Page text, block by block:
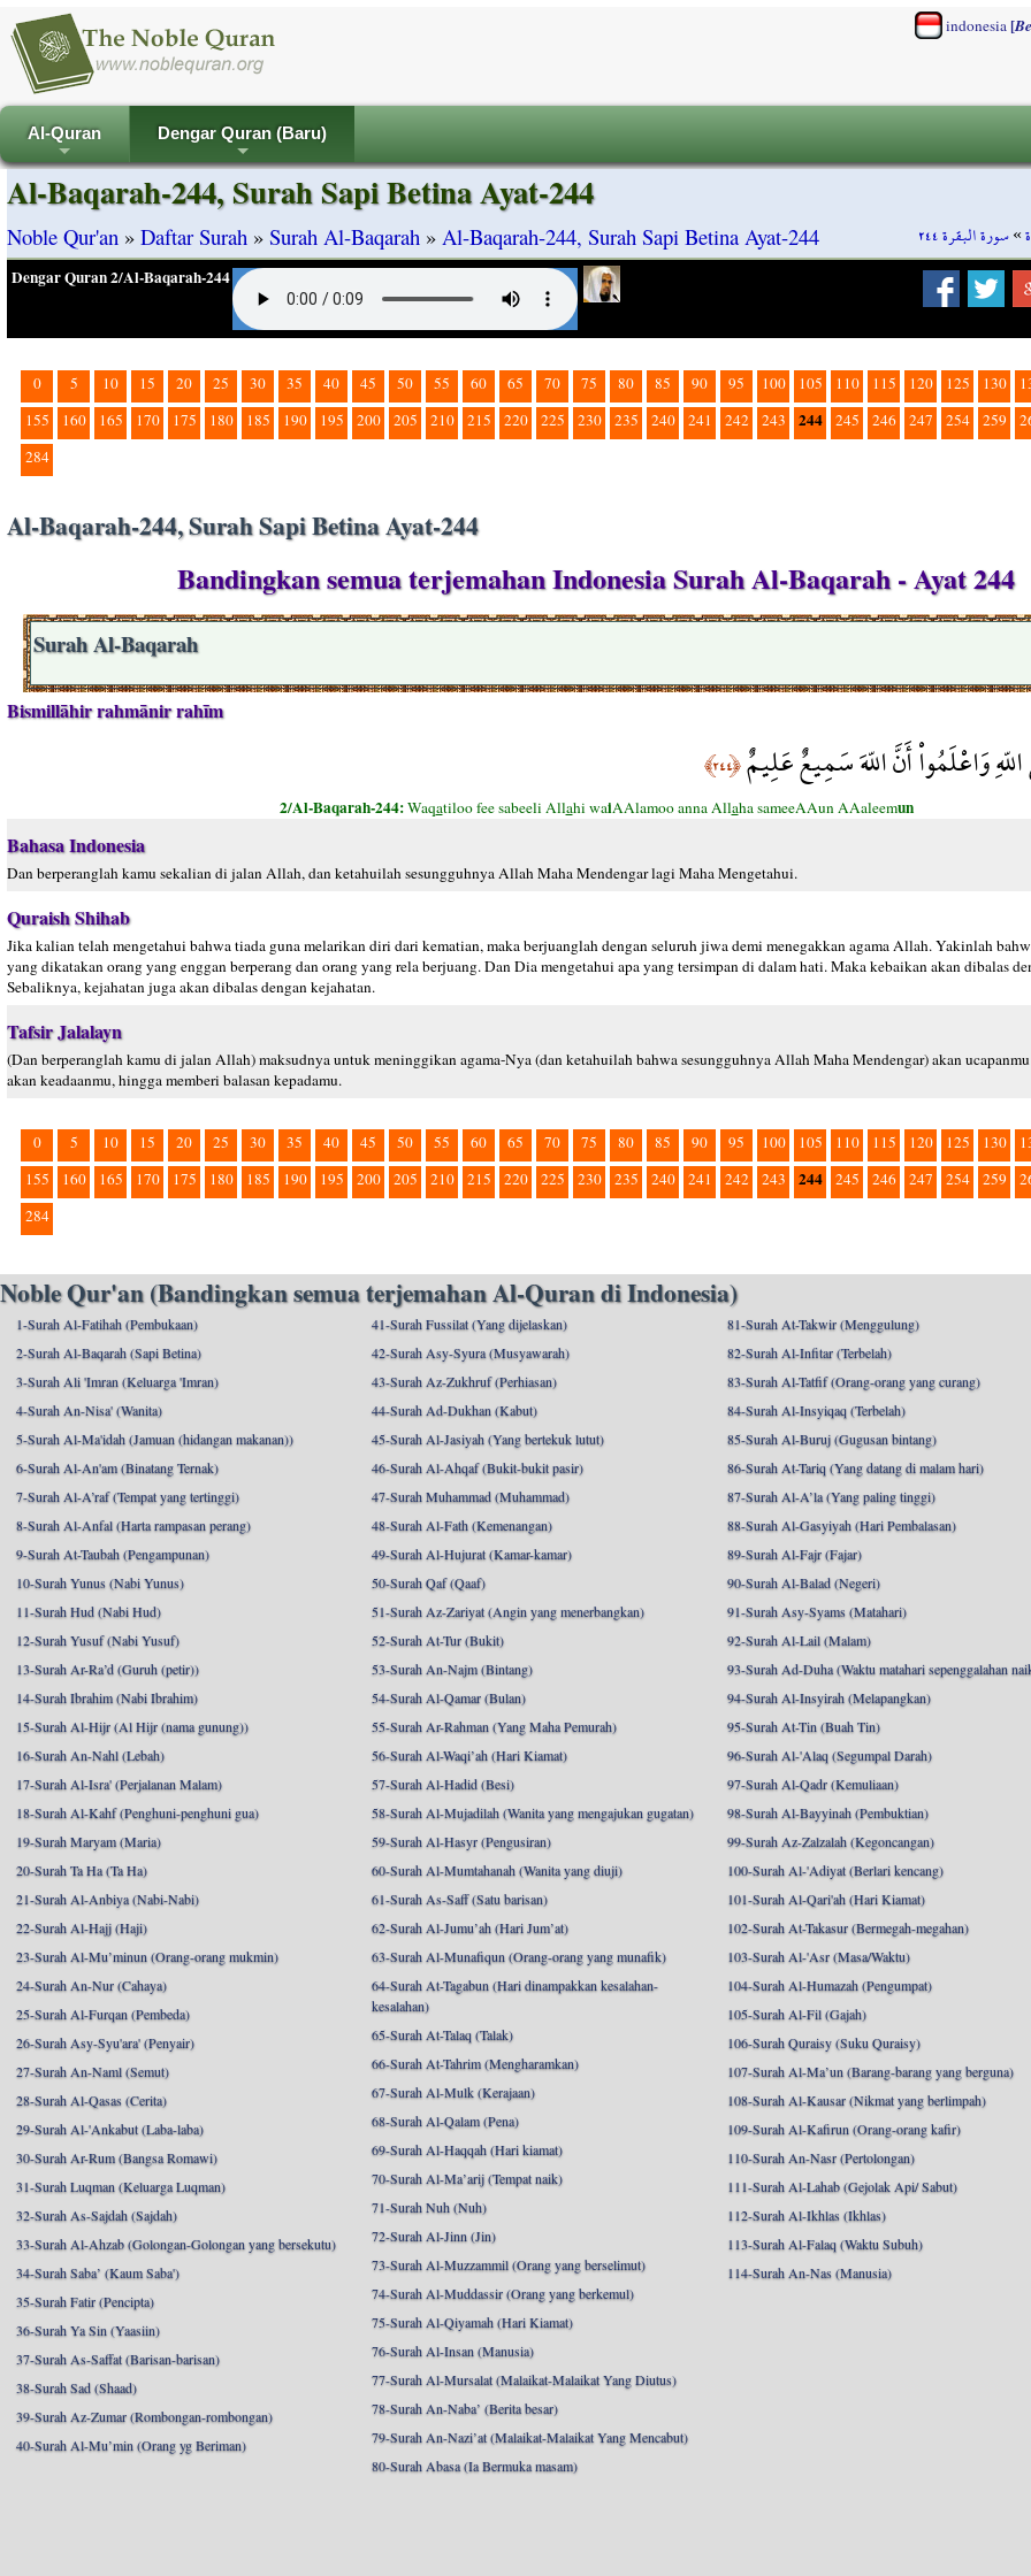
indonesia[
+
Al-Quran
+
Dengar Quran (Baru)
»سورة البقرة ٢٤٤
Al-Baqarah-244, Surah Sapi Betina Ayat-244
Noble Qur'an » Daftar Surah » Surah Al-Baqarah » Al-Baqarah-244, Surah Sapi Betina Ayat-244
Dengar Quran 2/Al-Baqarah-244
0 5 10 15 20 25 30 35 40 45 50 55 60 65 70 75 80 85 90 95 100 105 110 115 120 125 130
155
160 165 170 175 180 185 190 195 200 205 210 215 220 225 230 235 240 241 242 243 244 245 246 247 254 259
284
Al-Baqarah-244, Surah Sapi Betina Ayat-244
Bandingkan semua terjemahan Indonesia Surah Al-Baqarah - Ayat 244
Surah Al-Baqarah
Bismillāhir rahmānir rahīm
وَاعْلَمُواْ أَنَّ اللّهَ سَمِيعٌ عَلِيمٌ﴿٢٤٤﴾
2/Al-Baqarah-244:Waqatiloo fee sabeeli Allahi waiAAlamoo anna Allaha sameeAAun AAaleemun
Bahasa Indonesia
Dan berperanglah kamu sekalian di jalan Allah, dan ketahuilah sesungguhnya Allah Maha Mendengar lagi Maha Mengetahui.
Quraish Shihab
Jika kalian telah mengetahui bahwa tiada guna melarikan diri dari kematian, maka berjuanglah dengan seluruh jiwa demi menegakkan agama Allah. Yakinlah
yang dikatakan orang yang enggan berperang dan orang yang rela berjuang. Dan Dia mengetahui apa yang tersimpan di dalam hati. Maka kebaikan akan dibalas
Sebaliknya, kejahatan juga akan dibalas dengan kejahatan.
Tafsir Jalalayn
(Dan berperanglah kamu di jalan Allah) maksudnya untuk meninggikan agama-Nya (dan ketahuilah bahwa sesungguhnya Allah Maha Mendengar) akan
akan keadaanmu, hingga memberi balasan kepadamu.
0 5 10 15 20 25 30 35 40 45 50 55 60 65 70 75 80 85 90 95 100 105 110 115 120 125 130
155
160 165 170 175 180 185 190 195 200 205 210 215 220 225 230 235 240 241 242 243 244 245 246 247 254 259
284
Noble Qur'an (Bandingkan semua terjemahan Al-Quran di Indonesia)
1-Surah Al-Fatihah (Pembukaan)
2-Surah Al-Baqarah (Sapi Betina)
3-Surah Ali 'Imran (Keluarga 'Imran)
4-Surah An-Nisa' (Wanita)
5-Surah Al-Ma'idah (Jamuan (hidangan makanan))
6-Surah Al-An'am (Binatang Ternak)
7-Surah Al-A’raf (Tempat yang tertinggi)
8-Surah Al-Anfal (Harta rampasan perang)
9-Surah At-Taubah (Pengampunan)
10-Surah Yunus (Nabi Yunus)
11-Surah Hud (Nabi Hud)
12-Surah Yusuf (Nabi Yusuf)
13-Surah Ar-Ra’d (Guruh (petir))
14-Surah Ibrahim (Nabi Ibrahim)
15-Surah Al-Hijr (Al Hijr (nama gunung))
16-Surah An-Nahl (Lebah)
17-Surah Al-Isra' (Perjalanan Malam)
18-Surah Al-Kahf (Penghuni-penghuni gua)
19-Surah Maryam (Maria)
20-Surah Ta Ha (Ta Ha)
21-Surah Al-Anbiya (Nabi-Nabi)
22-Surah Al-Hajj (Haji)
23-Surah Al-Mu’minun (Orang-orang mukmin)
24-Surah An-Nur (Cahaya)
25-Surah Al-Furqan (Pembeda)
26-Surah Asy-Syu'ara' (Penyair)
27-Surah An-Naml (Semut)
28-Surah Al-Qasas (Cerita)
29-Surah Al-'Ankabut (Laba-laba)
30-Surah Ar-Rum (Bangsa Romawi)
31-Surah Luqman (Keluarga Luqman)
32-Surah As-Sajdah (Sajdah)
33-Surah Al-Ahzab (Golongan-Golongan yang bersekutu)
34-Surah Saba’ (Kaum Saba')
35-Surah Fatir (Pencipta)
36-Surah Ya Sin (Yaasiin)
37-Surah As-Saffat (Barisan-barisan)
38-Surah Sad (Shaad)
39-Surah Az-Zumar (Rombongan-rombongan)
40-Surah Al-Mu’min (Orang yg Beriman)
41-Surah Fussilat (Yang dijelaskan)
42-Surah Asy-Syura (Musyawarah)
43-Surah Az-Zukhruf (Perhiasan)
44-Surah Ad-Dukhan (Kabut)
45-Surah Al-Jasiyah (Yang bertekuk lutut)
46-Surah Al-Ahqaf (Bukit-bukit pasir)
47-Surah Muhammad (Muhammad)
48-Surah Al-Fath (Kemenangan)
49-Surah Al-Hujurat (Kamar-kamar)
50-Surah Qaf (Qaaf)
51-Surah Az-Zariyat (Angin yang menerbangkan)
52-Surah At-Tur (Bukit)
53-Surah An-Najm (Bintang)
54-Surah Al-Qamar (Bulan)
55-Surah Ar-Rahman (Yang Maha Pemurah)
56-Surah Al-Waqi’ah (Hari Kiamat)
57-Surah Al-Hadid (Besi)
58-Surah Al-Mujadilah (Wanita yang mengajukan gugatan)
59-Surah Al-Hasyr (Pengusiran)
60-Surah Al-Mumtahanah (Wanita yang diuji)
61-Surah As-Saff (Satu barisan)
62-Surah Al-Jumu’ah (Hari Jum’at)
63-Surah Al-Munafiqun (Orang-orang yang munafik)
64-Surah At-Tagabun (Hari dinampakkan kesalahan-
kesalahan)
65-Surah At-Talaq (Talak)
66-Surah At-Tahrim (Mengharamkan)
67-Surah Al-Mulk (Kerajaan)
68-Surah Al-Qalam (Pena)
69-Surah Al-Haqqah (Hari kiamat)
70-Surah Al-Ma’arij (Tempat naik)
71-Surah Nuh (Nuh)
72-Surah Al-Jinn (Jin)
73-Surah Al-Muzzammil (Orang yang berselimut)
74-Surah Al-Muddassir (Orang yang berkemul)
75-Surah Al-Qiyamah (Hari Kiamat)
76-Surah Al-Insan (Manusia)
77-Surah Al-Mursalat (Malaikat-Malaikat Yang Diutus)
78-Surah An-Naba’ (Berita besar)
79-Surah An-Nazi’at (Malaikat-Malaikat Yang Mencabut)
80-Surah Abasa (Ia Bermuka masam)
81-Surah At-Takwir (Menggulung)
82-Surah Al-Infitar (Terbelah)
83-Surah Al-Tatfif (Orang-orang yang curang)
84-Surah Al-Insyiqaq (Terbelah)
85-Surah Al-Buruj (Gugusan bintang)
86-Surah At-Tariq (Yang datang di malam hari)
87-Surah Al-A’la (Yang paling tinggi)
88-Surah Al-Gasyiyah (Hari Pembalasan)
89-Surah Al-Fajr (Fajar)
90-Surah Al-Balad (Negeri)
91-Surah Asy-Syams (Matahari)
92-Surah Al-Lail (Malam)
93-Surah Ad-Duha (Waktu matahari sepenggalahan
94-Surah Al-Insyirah (Melapangkan)
95-Surah At-Tin (Buah Tin)
96-Surah Al-'Alaq (Segumpal Darah)
97-Surah Al-Qadr (Kemuliaan)
98-Surah Al-Bayyinah (Pembuktian)
99-Surah Az-Zalzalah (Kegoncangan)
100-Surah Al-'Adiyat (Berlari kencang)
101-Surah Al-Qari'ah (Hari Kiamat)
102-Surah At-Takasur (Bermegah-megahan)
103-Surah Al-'Asr (Masa/Waktu)
104-Surah Al-Humazah (Pengumpat)
105-Surah Al-Fil (Gajah)
106-Surah Quraisy (Suku Quraisy)
107-Surah Al-Ma’un (Barang-barang yang berguna)
108-Surah Al-Kausar (Nikmat yang berlimpah)
109-Surah Al-Kafirun (Orang-orang kafir)
110-Surah An-Nasr (Pertolongan)
111-Surah Al-Lahab (Gejolak Api/ Sabut)
112-Surah Al-Ikhlas (Ikhlas)
113-Surah Al-Falaq (Waktu Subuh)
114-Surah An-Nas (Manusia)